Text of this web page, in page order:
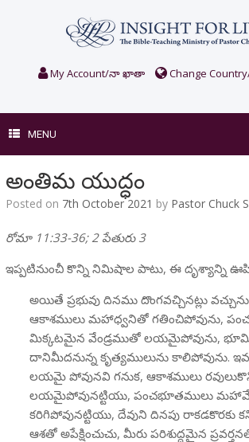
My Account/నా ఖాతా Change
MENU
అంతిమ యుద్ధం
Posted on 7th October 2021 by Pastor Chuck
రోమా 11:33-36; 2 పేతురు 3
ఇప్పటినుంచీ కొన్ని నిమిషాల పాటు, ఈ దృశ్యాన్ని
అయితే ప్రభువు దినము దొంగవచ్చినట్లు
ఆకాశములు మహాధ్వనితో గతించిపోవును,
మిక్కటమైన వేండ్రముతో లయమైపోవును,
దానిమీదనున్న కృత్యములును కాలిపోవును.
లయమై పోవునవి గనుక, ఆకాశములు
లయమైపోవునట్టియు, పంచభూతములు
కరిగిపోవునట్టియు, దేవుని దినపు రాకడకొరకు
ఆశతో అపేక్షించుచు, మీరు పరిశుద్ధమైన